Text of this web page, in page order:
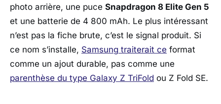
photo arrière, une puce Snapdragon 8 Elite Gen 5
et une batterie de 4 800 mAh. Le plus intéressant
n’est pas la fiche brute, c’est le signal produit. Si
ce nom s’installe, Samsung traiterait ce format
comme un ajout durable, pas comme une
parenthèse du type Galaxy Z TriFold ou Z Fold SE.